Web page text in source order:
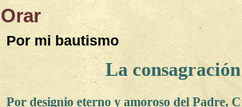
Orar
Por mi bautismo
La
Por designio eterno y amoroso del Padre,